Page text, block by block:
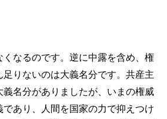
なるのです。逆に中露を含め、権
足りないのは大義名分です。共産主
名分がありましたが、いまの権威
あり、人間を国家の力で抑えつけ